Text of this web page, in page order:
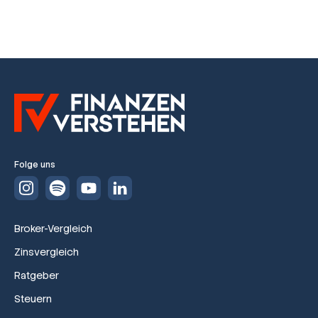
Folge uns
Broker-Vergleich
Zinsvergleich
Ratgeber
Steuern